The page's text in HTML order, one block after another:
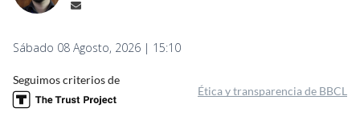
Sábado 08 Agosto, 2026 | 15:10
Seguimos criterios de
Ética y transparencia de BBCL